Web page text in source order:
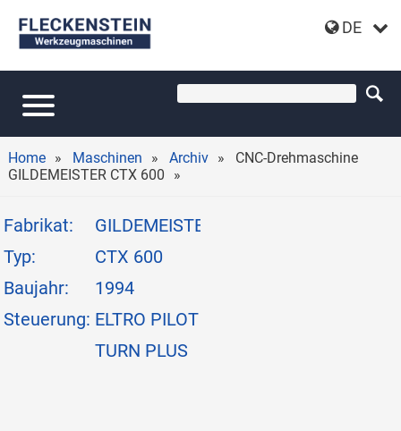
DE
CNC-DREHMASCHINE GILDEMEISTER CTX 600
Home Maschinen Archiv
CNC-Drehmaschine
GILDEMEISTER CTX 600
Fabrikat:
GILDEMEISTER
Typ:
CTX 600
Baujahr:
1994
Steuerung: ELTRO PILOT
TURN PLUS